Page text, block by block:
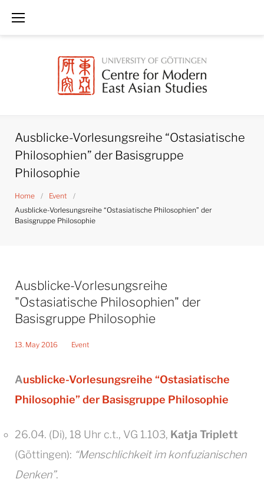
Ausblicke-Vorlesungsreihe “Ostasiatische
Philosophien” der Basisgruppe
Philosophie
Home / Event
/
Ausblicke-Vorlesungsreihe “Ostasiatische Philosophien” der
Basisgruppe Philosophie
Ausblicke-Vorlesungsreihe
"Ostasiatische Philosophien" der
Basisgruppe Philosophie
13. May 2016 Event
Ausblicke-Vorlesungsreihe “Ostasiatische
Philosophie” der Basisgruppe Philosophie
26.04. (Di), 18 Uhr c.t., VG 1.103, Katja Triplett
(Göttingen): “Menschlichkeit im konfuzianischen
Denken”.